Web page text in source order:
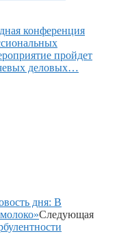
конференция
пройдет
деловых…
дня: В
Следующая